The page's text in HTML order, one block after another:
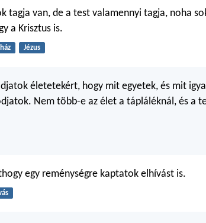
tagja van, de a test valamennyi tagja, noha
a Krisztus is.
Jézus
életetekért, hogy mit egyetek, és mit
Nem több-e az élet a tápláléknál, és a
egy reménységre kaptatok elhívást is.